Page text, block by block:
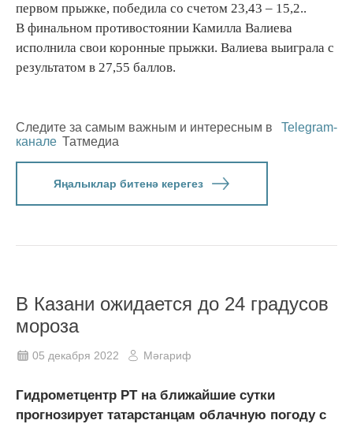
первом прыжке, победила со счетом 23,43 – 15,2..
В финальном противостоянии Камилла Валиева
исполнила свои коронные прыжки. Валиева выиграла с
результатом в 27,55 баллов.
Следите за самым важным и интересным в
Telegram-
канале Татмедиа
Яңалыклар битенә керегез
В Казани ожидается до 24 градусов
мороза
05 декабря 2022 Мәгариф
Гидрометцентр РТ на ближайшие сутки
прогнозирует татарстанцам облачную погоду с